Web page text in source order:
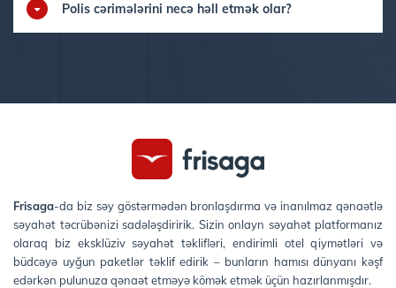
Polis cərimələrini necə həll etmək olar?
Frisaga-da biz səy göstərmədən bronlaşdırma və inanılmaz qənaətlə
səyahət təcrübənizi sadələşdiririk. Sizin onlayn səyahət platformanız
olaraq biz eksklüziv səyahət təklifləri, endirimli otel qiymətləri və
büdcəyə uyğun paketlər təklif edirik – bunların hamısı dünyanı kəşf
edərkən pulunuza qənaət etməyə kömək etmək üçün hazırlanmışdır.